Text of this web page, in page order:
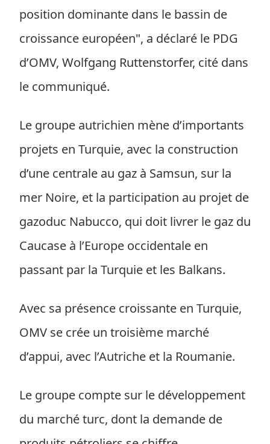
position dominante dans le bassin de
croissance européen", a déclaré le PDG
d’OMV, Wolfgang Ruttenstorfer, cité dans
le communiqué.
Le groupe autrichien mène d’importants
projets en Turquie, avec la construction
d’une centrale au gaz à Samsun, sur la
mer Noire, et la participation au projet de
gazoduc Nabucco, qui doit livrer le gaz du
Caucase à l’Europe occidentale en
passant par la Turquie et les Balkans.
Avec sa présence croissante en Turquie,
OMV se crée un troisième marché
d’appui, avec l’Autriche et la Roumanie.
Le groupe compte sur le développement
du marché turc, dont la demande de